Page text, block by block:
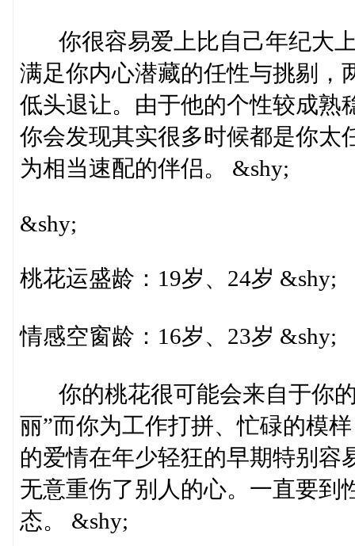
你很容易爱上比自己年纪大上
满足你内心潜藏的任性与挑剔，
低头退让。由于他的个性较成熟
你会发现其实很多时候都是你太
为相当速配的伴侣。 &shy;
&shy;
桃花运盛龄：19岁、24岁 &shy;
情感空窗龄：16岁、23岁 &shy;
你的桃花很可能会来自于你的
丽”而你为工作打拼、忙碌的模
的爱情在年少轻狂的早期特别容
无意重伤了别人的心。一直要到
态。 &shy;